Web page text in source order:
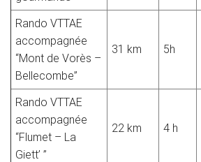
Rando VTTAE
accompagnée
“Mont de Vorès –
Bellecombe”
31 km 5h
Rando VTTAE
accompagnée
“Flumet – La
Giett’ ”
22 km 4 h